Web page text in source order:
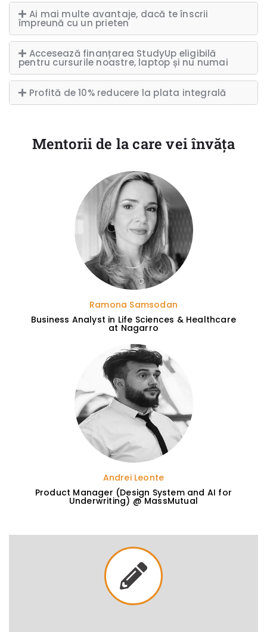
Ai mai multe avantaje, dacă te înscrii
împreună cu un prieten
Accesează finanțarea StudyUp eligibilă
pentru cursurile noastre, laptop și nu numai
Profită de 10% reducere la plata integrală
Mentorii de la care vei învăța
Ramona Samsodan
Business Analyst in Life Sciences & Healthcare
at Nagarro
Andrei Leonte
Product Manager (Design System and AI for
Underwriting) @ MassMutual